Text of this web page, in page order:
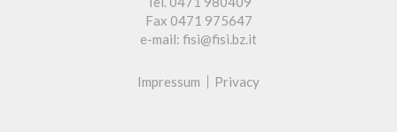
Fax 0471 975647
e-mail: fisi@fisi.bz.it
Impressum Privacy